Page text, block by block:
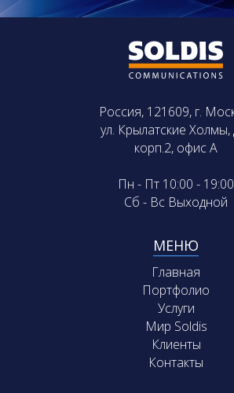
Россия, 121609, г.
ул. Крылатские Холмы,
корп.2, офис А
Пн - Пт 10:00 - 19:00
Сб - Вс Выходной
МЕНЮ
Главная
Портфолио
Услуги
Мир Soldis
Клиенты
Контакты